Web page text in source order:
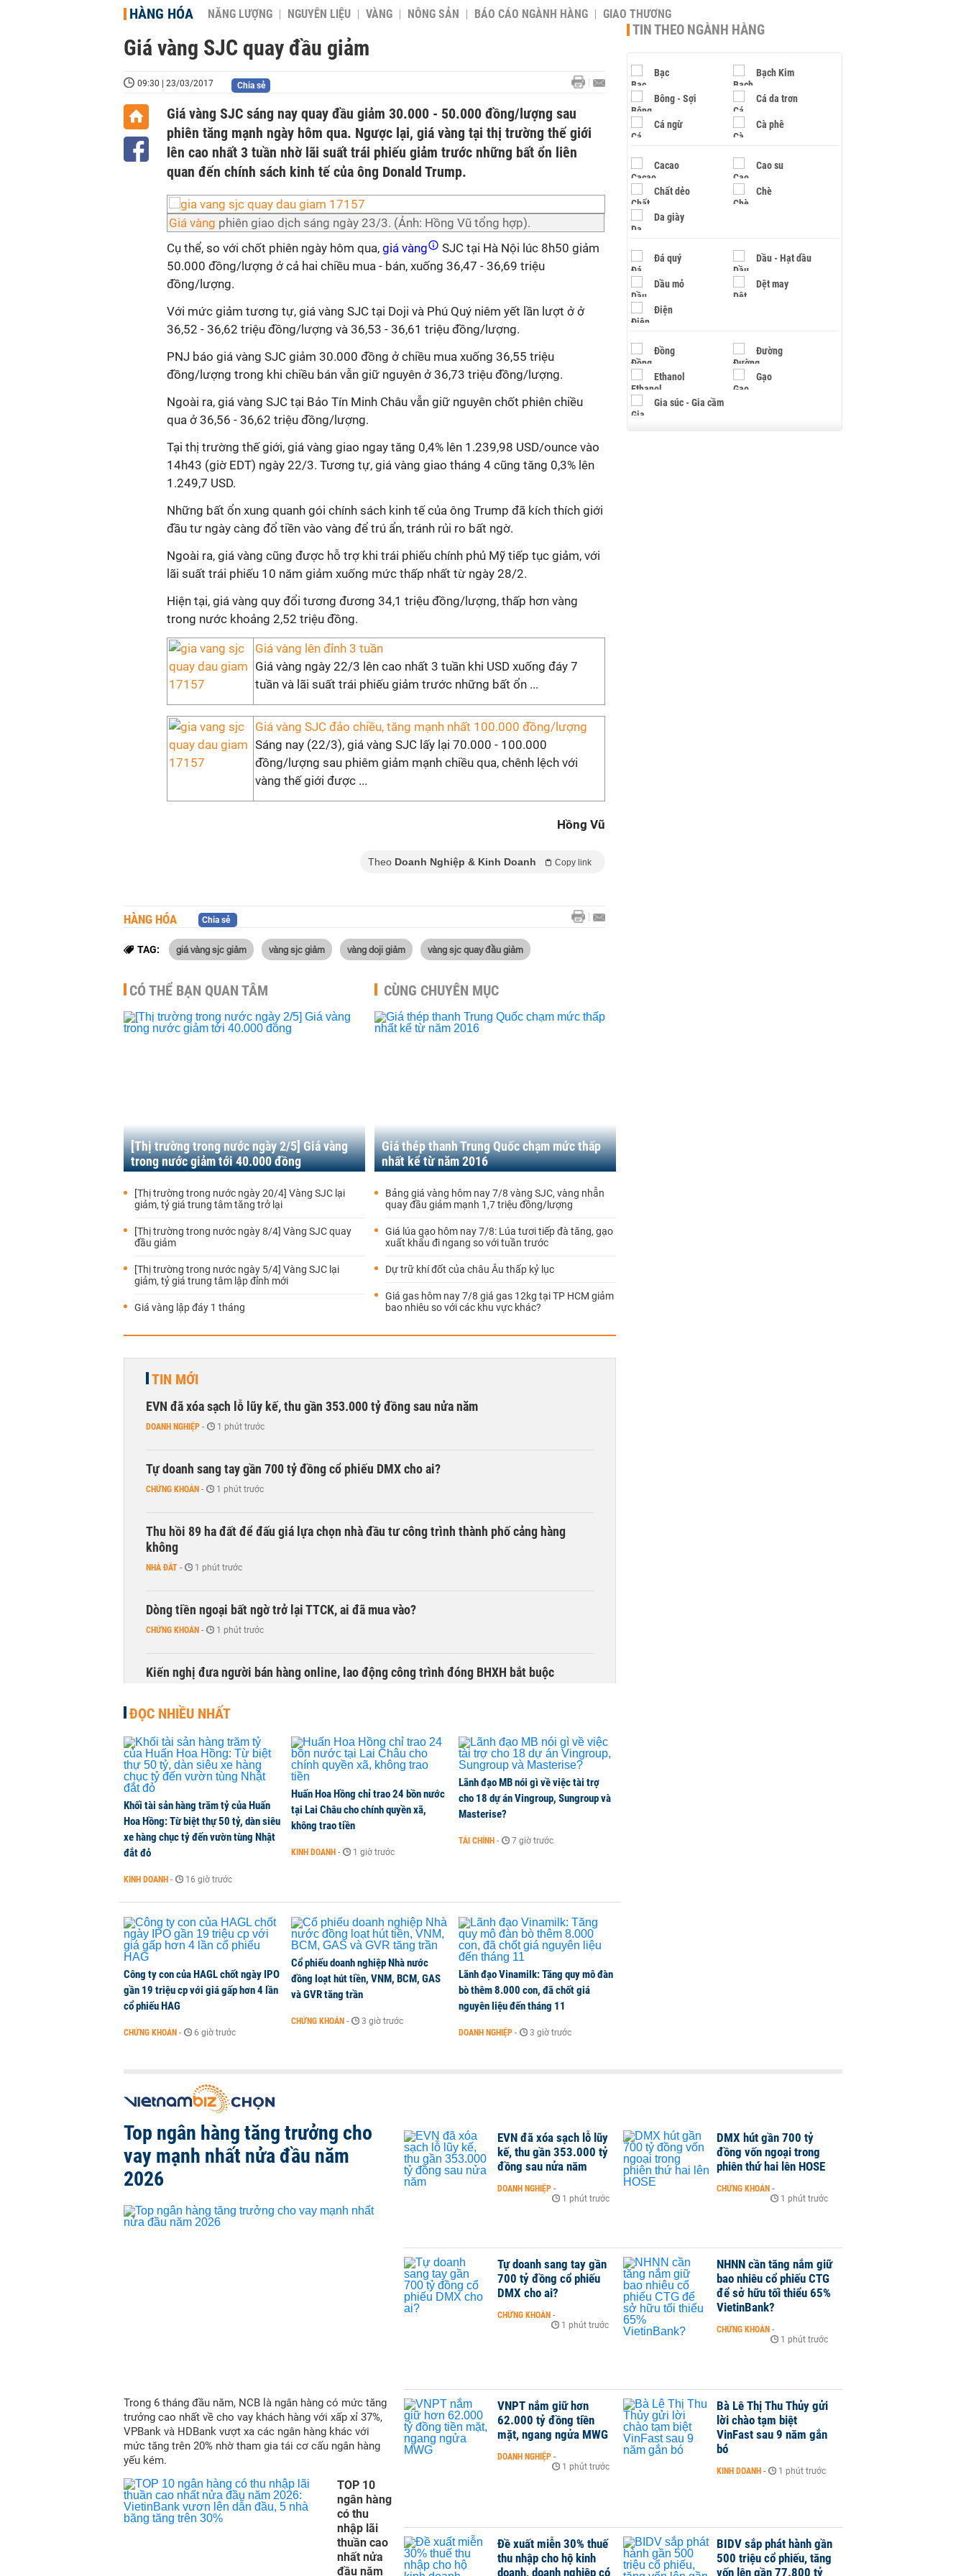
HÀNG HÓA NĂNG LƯỢNG NGUYÊN LIỆU VÀNG NÔNG SẢN BÁO CÁO NGÀNH HÀNG GIAO THƯƠNG
Giá vàng SJC quay đầu giảm
09:30 | 23/03/2017 Chia sẻ
Giá vàng SJC sáng nay quay đầu giảm 30.000 - 50.000 đồng/lượng sau
phiên tăng mạnh ngày hôm qua. Ngược lại, giá vàng tại thị trường thế giới
lên cao nhất 3 tuần nhờ lãi suất trái phiếu giảm trước những bất ổn liên
quan đến chính sách kinh tế của ông Donald Trump.
Giá vàng phiên giao dịch sáng ngày 23/3. (Ảnh: Hồng Vũ tổng hợp).
Cụ thể, so với chốt phiên ngày hôm qua, giá vàng
SJC tại Hà Nội lúc 8h50 giảm
50.000 đồng/lượng ở cả hai chiều mua - bán, xuống 36,47 - 36,69 triệu
đồng/lượng.
Với mức giảm tương tự, giá vàng SJC tại Doji và Phú Quý niêm yết lần lượt ở ở
36,52 - 36,62 triệu đồng/lượng và 36,53 - 36,61 triệu đồng/lượng.
PNJ báo giá vàng SJC giảm 30.000 đồng ở chiều mua xuống 36,55 triệu
đồng/lượng trong khi chiều bán vẫn giữ nguyên ở 36,73 triệu đồng/lượng.
Ngoài ra, giá vàng SJC tại Bảo Tín Minh Châu vẫn giữ nguyên chốt phiên chiều
qua ở 36,56 - 36,62 triệu đồng/lượng.
Tại thị trường thế giới, giá vàng giao ngay tăng 0,4% lên 1.239,98 USD/ounce vào
14h43 (giờ EDT) ngày 22/3. Tương tự, giá vàng giao tháng 4 cũng tăng 0,3% lên
1.249,7 USD.
Những bất ổn xung quanh gói chính sách kinh tế của ông Trump đã kích thích giới
đầu tư ngày càng đổ tiền vào vàng để trú ẩn, tránh rủi ro bất ngờ.
Ngoài ra, giá vàng cũng được hỗ trợ khi trái phiếu chính phủ Mỹ tiếp tục giảm, với
lãi suất trái phiếu 10 năm giảm xuống mức thấp nhất từ ngày 28/2.
Hiện tại, giá vàng quy đổi tương đương 34,1 triệu đồng/lượng, thấp hơn vàng
trong nước khoảng 2,52 triệu đồng.
Giá vàng lên đỉnh 3 tuần
Giá vàng ngày 22/3 lên cao nhất 3 tuần khi USD xuống đáy 7
tuần và lãi suất trái phiếu giảm trước những bất ổn ...
Giá vàng SJC đảo chiều, tăng mạnh nhất 100.000 đồng/lượng
Sáng nay (22/3), giá vàng SJC lấy lại 70.000 - 100.000
đồng/lượng sau phiêm giảm mạnh chiều qua, chênh lệch với
vàng thế giới được ...
Hồng Vũ
Theo Doanh Nghiệp & Kinh Doanh Copy link
HÀNG HÓA Chia sẻ
TAG: giá vàng sjc giảm vàng sjc giảm vàng doji giảm vàng sjc quay đầu giảm
CÓ THỂ BẠN QUAN TÂM
[Thị trường trong nước ngày 2/5] Giá vàng
trong nước giảm tới 40.000 đồng
[Thị trường trong nước ngày 20/4] Vàng SJC lại
giảm, tỷ giá trung tâm tăng trở lại
[Thị trường trong nước ngày 8/4] Vàng SJC quay
đầu giảm
[Thị trường trong nước ngày 5/4] Vàng SJC lại
giảm, tỷ giá trung tâm lập đỉnh mới
Giá vàng lập đáy 1 tháng
CÙNG CHUYÊN MỤC
Giá thép thanh Trung Quốc chạm mức thấp
nhất kể từ năm 2016
Bảng giá vàng hôm nay 7/8 vàng SJC, vàng nhẫn
quay đầu giảm mạnh 1,7 triệu đồng/lượng
Giá lúa gạo hôm nay 7/8: Lúa tươi tiếp đà tăng, gạo
xuất khẩu đi ngang so với tuần trước
Dự trữ khí đốt của châu Âu thấp kỷ lục
Giá gas hôm nay 7/8 giá gas 12kg tại TP HCM giảm
bao nhiêu so với các khu vực khác?
TIN MỚI
EVN đã xóa sạch lỗ lũy kế, thu gần 353.000 tỷ đồng sau nửa năm
DOANH NGHIỆP - 1 phút trước
Tự doanh sang tay gần 700 tỷ đồng cổ phiếu DMX cho ai?
CHỨNG KHOÁN - 1 phút trước
Thu hồi 89 ha đất để đấu giá lựa chọn nhà đầu tư công trình thành phố cảng hàng
không
NHÀ ĐẤT - 1 phút trước
Dòng tiền ngoại bất ngờ trở lại TTCK, ai đã mua vào?
CHỨNG KHOÁN - 1 phút trước
Kiến nghị đưa người bán hàng online, lao động công trình đóng BHXH bắt buộc
TikToker Khánh Sky, Vua Quạt, Hồ Văn Khoa bị khởi tố
KINH DOANH - 1 phút trước
Tổng Giám đốc Chứng khoán EVS xin từ nhiệm
CHỨNG KHOÁN - 1 phút trước
Căn hộ 2PN+ The Parkland: Lựa chọn linh hoạt cho hành trình an cư
NHÀ ĐẤT - 1 phút trước
ĐỌC NHIỀU NHẤT
Khối tài sản hàng trăm tỷ của Huấn
Hoa Hồng: Từ biệt thự 50 tỷ, dàn siêu
xe hàng chục tỷ đến vườn tùng Nhật
đắt đỏ
KINH DOANH - 16 giờ trước
Huấn Hoa Hồng chỉ trao 24 bồn nước
tại Lai Châu cho chính quyền xã,
không trao tiền
KINH DOANH - 1 giờ trước
Lãnh đạo MB nói gì về việc tài trợ
cho 18 dự án Vingroup, Sungroup và
Masterise?
TÀI CHÍNH - 7 giờ trước
Công ty con của HAGL chốt ngày IPO
gần 19 triệu cp với giá gấp hơn 4 lần
cổ phiếu HAG
CHỨNG KHOÁN - 6 giờ trước
Cổ phiếu doanh nghiệp Nhà nước
đồng loạt hút tiền, VNM, BCM, GAS
và GVR tăng trần
CHỨNG KHOÁN - 3 giờ trước
Lãnh đạo Vinamilk: Tăng quy mô đàn
bò thêm 8.000 con, đã chốt giá
nguyên liệu đến tháng 11
DOANH NGHIỆP - 3 giờ trước
TIN THEO NGÀNH HÀNG
Bạc Bạch Kim
Bông - Sợi Cá da trơn
Cá ngừ Cà phê
Cacao Cao su
Chất dẻo Chè
Da giày
Đá quý Dầu - Hạt dầu
Dầu mỏ Dệt may
Điện
Đồng Đường
Ethanol Gạo
Gia súc - Gia cầm
Top ngân hàng tăng trưởng cho
vay mạnh nhất nửa đầu năm
2026
Trong 6 tháng đầu năm, NCB là ngân hàng có mức tăng
trưởng cao nhất về cho vay khách hàng với xấp xỉ 37%,
VPBank và HDBank vượt xa các ngân hàng khác với
mức tăng trên 20% nhờ tham gia tái cơ cấu ngân hàng
yếu kém.
TOP 10
ngân hàng
có thu
nhập lãi
thuần cao
nhất nửa
đầu năm
EVN đã xóa sạch lỗ lũy
kế, thu gần 353.000 tỷ
đồng sau nửa năm
DOANH NGHIỆP -
1 phút trước
DMX hút gần 700 tỷ
đồng vốn ngoại trong
phiên thứ hai lên HOSE
CHỨNG KHOÁN -
1 phút trước
Tự doanh sang tay gần
700 tỷ đồng cổ phiếu
DMX cho ai?
CHỨNG KHOÁN -
1 phút trước
NHNN cần tăng nắm giữ
bao nhiêu cổ phiếu CTG
để sở hữu tối thiểu 65%
VietinBank?
CHỨNG KHOÁN -
1 phút trước
VNPT nắm giữ hơn
62.000 tỷ đồng tiền
mặt, ngang ngửa MWG
DOANH NGHIỆP -
1 phút trước
Bà Lê Thị Thu Thủy gửi
lời chào tạm biệt
VinFast sau 9 năm gắn
bó
KINH DOANH - 1 phút trước
Đề xuất miễn 30% thuế
thu nhập cho hộ kinh
doanh, doanh nghiệp có
BIDV sắp phát hành gần
500 triệu cổ phiếu, tăng
vốn lên gần 77.800 tỷ